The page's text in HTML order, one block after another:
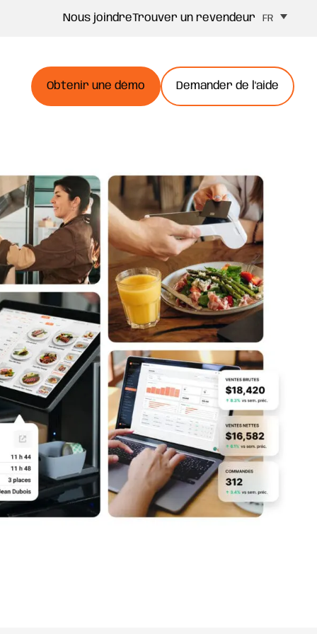
Nous joindreTrouver un revendeur FR
Obtenir une démo Demander de l'aide